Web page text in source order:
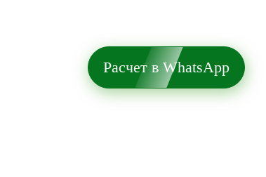
Расчет в WhatsApp